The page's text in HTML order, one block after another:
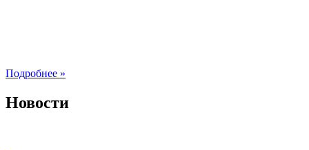
Подробнее »
Новости